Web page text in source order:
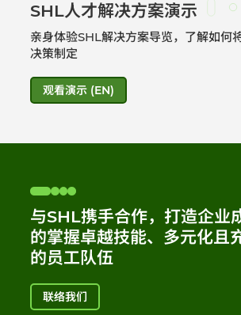
SHL人才解决方案演示
亲身体验SHL解决方案导览，了解如何
决策制定
观看演示 (EN)
与SHL携手合作，打造企业
的掌握卓越技能、多元化且
的员工队伍
联络我们